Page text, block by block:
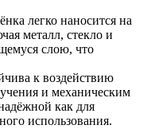
легко наносится на
металл, стекло и
слою, что
к воздействию
и механическим
как для
использования.